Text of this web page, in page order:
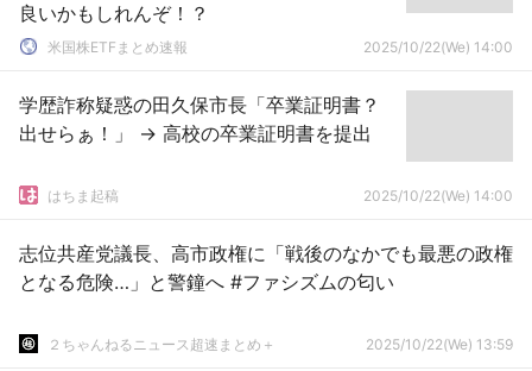
良いかもしれんぞ！？
米国株ETFまとめ速報 2025/10/22(We) 14:00
学歴詐称疑惑の田久保市長「卒業証明書？
出せらぁ！」 → 高校の卒業証明書を提出
はちま起稿 2025/10/22(We) 14:00
志位共産党議長、高市政権に「戦後のなかでも最悪の政権
となる危険…」と警鐘へ #ファシズムの匂い
２ちゃんねるニュース超速まとめ＋ 2025/10/22(We) 13:59